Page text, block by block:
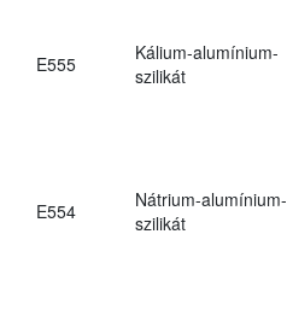
E555
Kálium-alumínium-
szilikát
E554
Nátrium-alumínium-
szilikát